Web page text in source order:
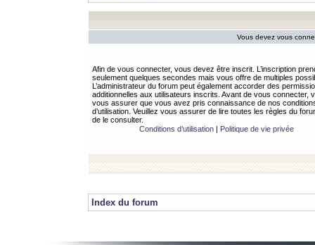
Vous devez vous
Afin de vous connecter, vous devez être inscrit. L’inscription
seulement quelques secondes mais vous offre de multiples
L’administrateur du forum peut également accorder des
additionnelles aux utilisateurs inscrits. Avant de vous connecter,
vous assurer que vous avez pris connaissance de nos
d’utilisation. Veuillez vous assurer de lire toutes les règles du
de le consulter.
Conditions d’utilisation| Politique de vie privée
Index du forum